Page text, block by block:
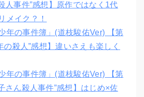
人事件”感想】原作ではなく1代
メイク？！
年の事件簿」(道枝駿佑Ver) 【第
の殺人”感想】違いさえも楽しく
年の事件簿」(道枝駿佑Ver) 【第
さん殺人事件”感想】はじめ×佐